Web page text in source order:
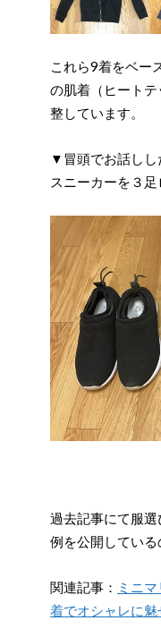
これら9着をベー
の肌着（ヒート
整しています。
▼冒頭でお話しし
スニーカーを３足
過去記事にて服
例を公開している
関連記事： ミニ
着でオシャレに魅